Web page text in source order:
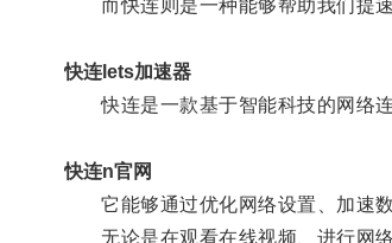
而快连则是一种能够帮助我们提速
快连lets加速器
快连是一款基于智能科技的网络连
快连n官网
它能够通过优化网络设置、加速数
无论是在观看在线视频、进行网络